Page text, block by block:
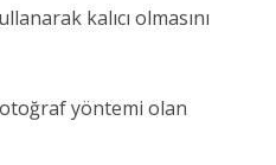
kalıcı olmasını
yöntemi olan